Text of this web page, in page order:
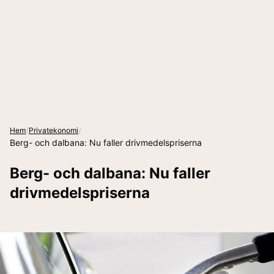
Hem/Privatekonomi/
Berg- och dalbana: Nu faller drivmedelspriserna
Berg- och dalbana: Nu faller
drivmedelspriserna